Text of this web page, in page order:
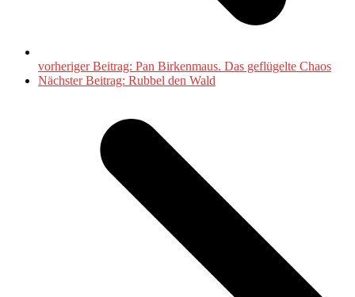
vorheriger Beitrag: Pan Birkenmaus. Das geflügelte Chaos
Nächster Beitrag: Rubbel den Wald